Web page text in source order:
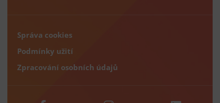
Správa cookies
Podmínky užití
Zpracování osobních údajů